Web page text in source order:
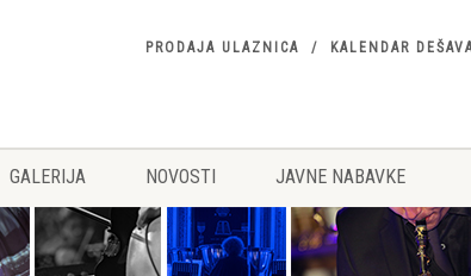
PRODAJA ULAZNICA KALENDAR
GALERIJA NOVOSTI JAVNE NABAVKE